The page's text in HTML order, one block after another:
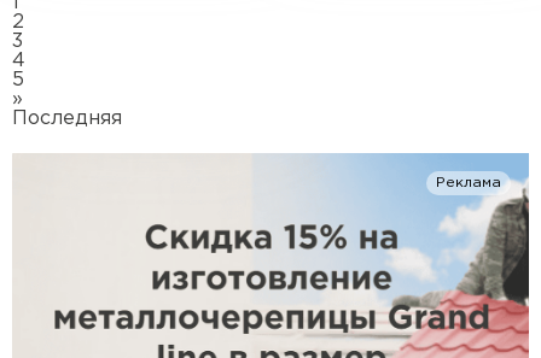
2
3
4
5
»
Последняя
Реклама